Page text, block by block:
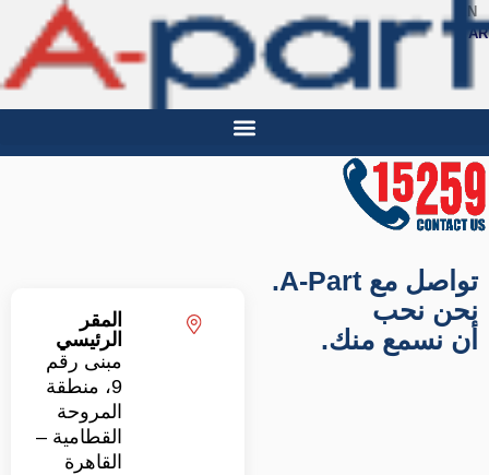
تواصل
معنا
تواصل مع A-Part.
نحب
نسمع منك.
الرئيسي
مبنى رقم
9، منطقة
المروحة
القطامية –
القاهرة